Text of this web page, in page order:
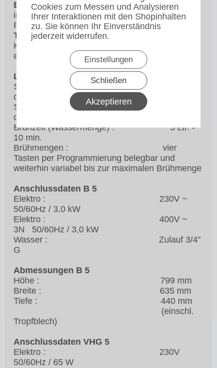
Cookies zum Messen und Analysieren
Ihrer Interaktionen mit den Shopinhalten
zu. Sie können Ihr Einverständnis
jederzeit widerrufen.
Einstellungen
Schließen
Akzeptieren
Bodenplatte:Edelstahl mit Kunststofffüßen und
integrierten Magnetsensoren zur
Positionsbestimmung der Vorratsbehälter.
Tropfblech:Edelstahl mit Seitenteilen aus
Kunststoff. Tropfrost zur leichten Reinigung
entnehmbar.
Leistungsdaten B 5
Stoßvorrat : 10 Ltr. -
ca. 80 Tassen
Stundenleistung : 30 Ltr. -
ca. 240 Tassen
Brühzeit (Wassermenge) : 5 Ltr. -
10 min.
Brühmengen : vier
Tasten per Programmierung belegbar und
weiterhin variabel bis zur maximalen Brühmenge
Anschlussdaten B 5
Elektro : 230V ~
50/60Hz / 3,0 kW
Elektro : 400V ~
3N 50/60Hz / 3,0 kW
Wasser : Zulauf 3/4''
G
Abmessungen B 5
Höhe : 799 mm
Breite : 635 mm
Tiefe : 440 mm
(einschl.
Tropfblech)
Anschlussdaten VHG 5
Elektro : 230V
50/60Hz / 65 W